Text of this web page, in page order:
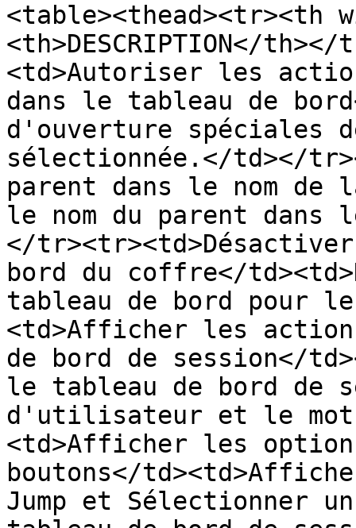
<table><thead><tr><th
<th>DESCRIPTION</
<td>Autoriser les
dans le tableau de
d'ouverture spéciales
sélectionnée.</td></
parent dans le nom de
le nom du parent dans
</
bord du coffre</
tableau de bord pour
<td>Afficher les
de bord de session</
le tableau de bord de
d'utilisateur et le mot
<td>Afficher les
boutons</
Jump et Sélectionner